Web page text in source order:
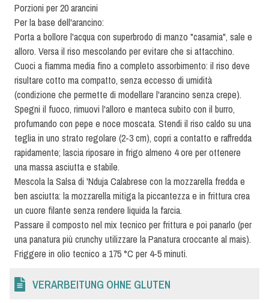
Porzioni per 20 arancini
Per la base dell'arancino:
Porta a bollore l'acqua con superbrodo di manzo "casamia", sale e
alloro. Versa il riso mescolando per evitare che si attacchino.
Cuoci a fiamma media fino a completo assorbimento: il riso deve
risultare cotto ma compatto, senza eccesso di umidità
(condizione che permette di modellare l'arancino senza crepe).
Spegni il fuoco, rimuovi l'alloro e manteca subito con il burro,
profumando con pepe e noce moscata. Stendi il riso caldo su una
teglia in uno strato regolare (2-3 cm), copri a contatto e raffredda
rapidamente; lascia riposare in frigo almeno 4 ore per ottenere
una massa asciutta e stabile.
Mescola la Salsa di 'Nduja Calabrese con la mozzarella fredda e
ben asciutta: la mozzarella mitiga la piccantezza e in fritturacrea
un cuore filante senza rendere liquida la farcia.
Passare il composto nel mix tecnico per frittura e poi panarlo (per
una panatura più crunchy utilizzare la Panatura croccante al mais).
Friggere in olio tecnico a 175 °C per 4-5 minuti.
VERARBEITUNG OHNE GLUTEN